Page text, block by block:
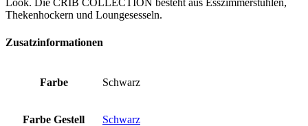
Look. Die CRIB COLLECTION besteht aus Esszimmerstühlen,
Thekenhockern und Loungesesseln.
Zusatzinformationen
Farbe Schwarz
Farbe Gestell Schwarz